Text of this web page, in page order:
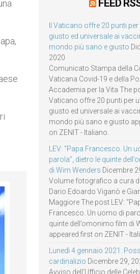
FEED
Il Vaticano offre 20 punti
giusto ed universale ai
mondo più sano e giusto
2020
Comunicato Stampa della
Vaticana Covid-19 e della
Accademia per la Vita The
Vaticano offre 20 punti per
giusto ed universale ai
mondo più sano e giusto
on ZENIT - Italiano.
LEV: “Papa Francesco. Un
parola”, dietro le quinte
di Wim Wenders Dicembre
Volume fotografico a cura
Dario Edoardo Viganò e
Maggiore The post LEV:
Francesco. Un uomo di
quinte dell’omonimo film di
appeared first on ZENIT -
Lunedì 4 gennaio 2021:
cardinalizio Dicembre 29,
Avviso dell’Ufficio delle